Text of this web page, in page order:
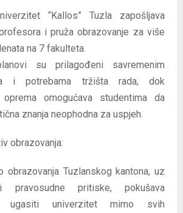
“Kallos” Tuzla zapošljava
i pruža obrazovanje za više
na 7 fakulteta.
su prilagođeni savremenim
i potrebama tržišta rada, dok
oprema omogućava studentima da
znanja neophodna za uspjeh.
obrazovanja:
obrazovanja Tuzlanskog kantona, uz
pritiske, pokušava
ugasiti univerzitet mimo svih